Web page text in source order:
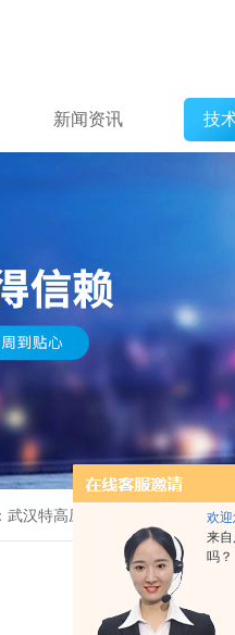
欢迎
来
吗？
新闻资讯 技
汉特高压电力科技有限公司的行